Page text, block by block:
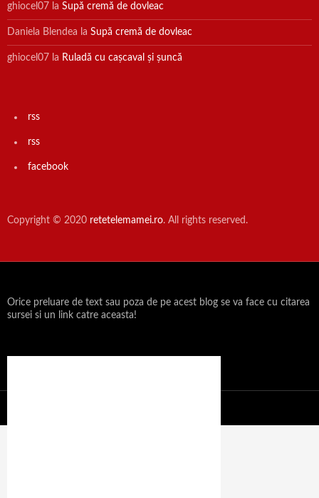
ghiocel07 la Supă cremă de dovleac
Daniela Blendea la Supă cremă de dovleac
ghiocel07 la Ruladă cu cașcaval și șuncă
rss
rss
facebook
Copyright © 2020 retetelemamei.ro. All rights reserved.
Orice preluare de text sau poza de pe acest blog se va face cu citarea
sursei si un link catre aceasta!